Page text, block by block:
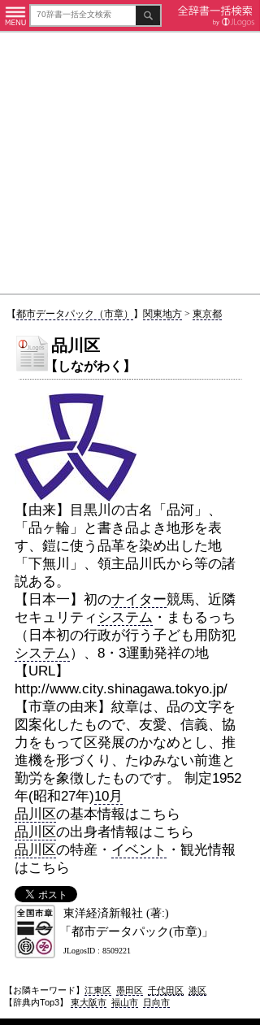
【都市データパック（市章） 】 関東地方> 東京都
品川区
【しながわく】
【由来】目黒川の古名「品河」、
「品ヶ輪」と書き品よき地形を表
す、鎧に使う品革を染め出した地
「下無川」、領主品川氏から等の諸
説ある。
【日本一】初のナイター競馬、近隣
セキュリティ システム ・まもるっち
（日本初の行政が行う子ども用防犯
システム）、8・3運動発祥の地
【URL】
http://www.city.shinagawa.tokyo.jp/
【市章の由来】紋章は、品の文字を
図案化したもので、友愛、信義、協
力をもって区発展のかなめとし、推
進機を形づくり、たゆみない前進と
勤労を象徴したものです。 制定1952
年(昭和27年)10月
品川区の基本情報はこちら
品川区の出身者情報はこちら
品川区の特産・ イベント ・観光情報
はこちら
東洋経済新報社 (著:)
「都市データパック(市章)」
JLogosID : 8509221
【お隣キーワード】 江東区 墨田区 千代田区 港区
【辞典内Top3】 東大阪市 福山市 日向市